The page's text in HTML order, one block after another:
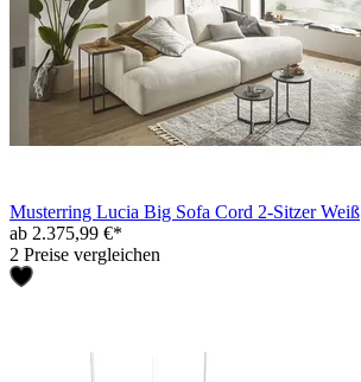
Musterring Lucia Big Sofa Cord 2-Sitzer Weiß
ab 2.375,99 €*
2 Preise vergleichen